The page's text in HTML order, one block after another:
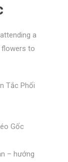
Tắc Phối
Gốc
– hướng